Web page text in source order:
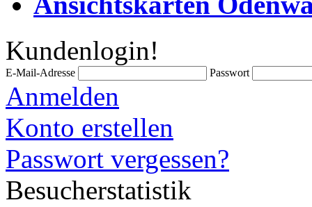
Kundenlogin!
E-Mail-Adresse Passwort
Anmelden
Konto erstellen
Passwort vergessen?
Besucherstatistik